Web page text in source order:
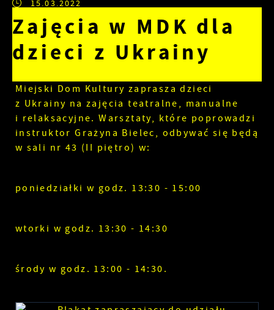
15.03.2022
Zajęcia w MDK dla
dzieci z Ukrainy
Miejski Dom Kultury zaprasza dzieci
z Ukrainy na zajęcia teatralne, manualne
i relaksacyjne. Warsztaty, które poprowadzi
instruktor Grażyna Bielec, odbywać się będą
w sali nr 43 (II piętro) w:
poniedziałki w godz. 13:30 - 15:00
wtorki w godz. 13:30 - 14:30
środy w godz. 13:00 - 14:30.